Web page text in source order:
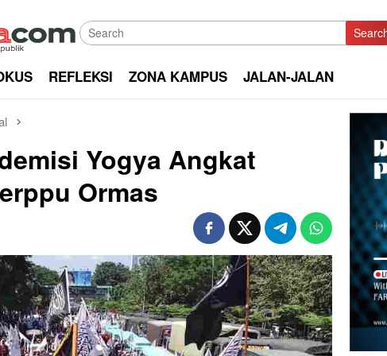
REFLEKSI ZONA KAMPUS JALAN-JALAN
Yogya Angkat
Ormas